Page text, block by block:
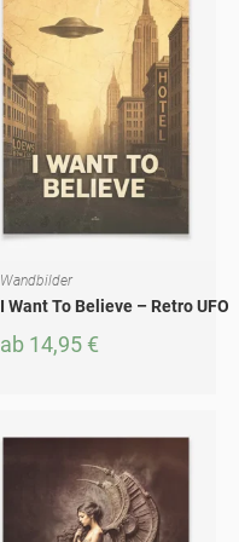
AUSFÜHRUNG WÄHLEN
Wandbilder
I Want To Believe – Retro UFO
ab 14,95 €